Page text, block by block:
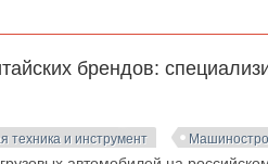
брендов:
техника и инструмент